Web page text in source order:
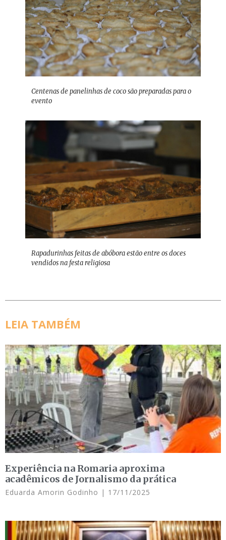
Centenas de panelinhas de coco são preparadas para o
evento
Rapadurinhas feitas de abóbora estão entre os doces
vendidos na festa religiosa
LEIA TAMBÉM
Experiência na Romaria aproxima
acadêmicos de Jornalismo da prática
Eduarda Amorin Godinho 17/11/2025